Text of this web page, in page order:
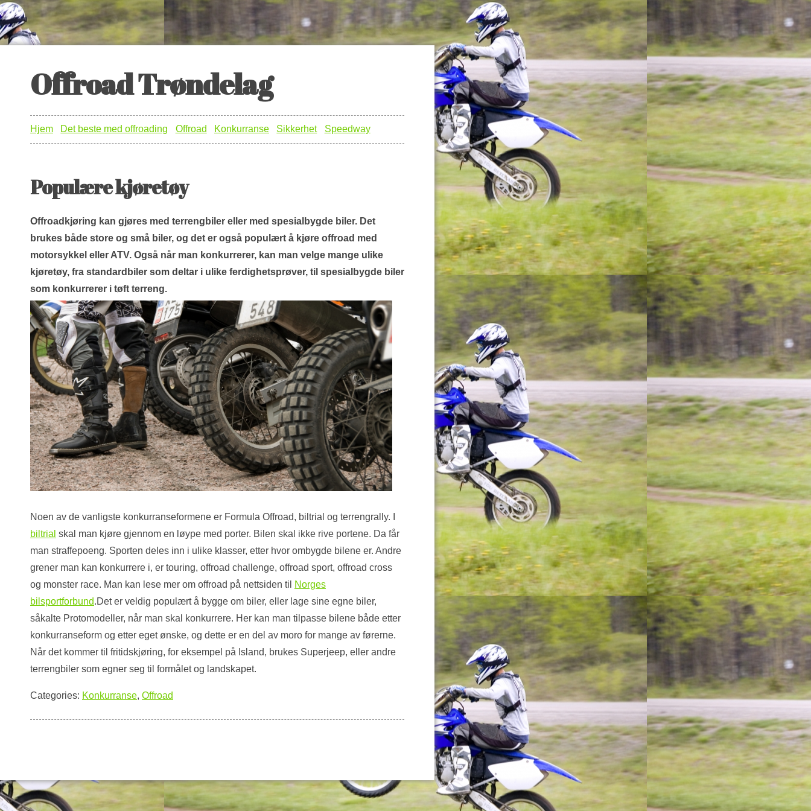
Offroad Trøndelag
Hjem Det beste med offroading Offroad Konkurranse Sikkerhet Speedway
Populære kjøretøy
Offroadkjøring kan gjøres med terrengbiler eller med spesialbygde biler. Det
brukes både store og små biler, og det er også populært å kjøre offroad med
motorsykkel eller ATV. Også når man konkurrerer, kan man velge mange ulike
kjøretøy, fra standardbiler som deltar i ulike ferdighetsprøver, til spesialbygde biler
som konkurrerer i tøft terreng.
Noen av de vanligste konkurranseformene er Formula Offroad, biltrial og terrengrally. I
biltrial skal man kjøre gjennom en løype med porter. Bilen skal ikke rive portene. Da får
man straffepoeng. Sporten deles inn i ulike klasser, etter hvor ombygde bilene er. Andre
grener man kan konkurrere i, er touring, offroad challenge, offroad sport, offroad cross
og monster race. Man kan lese mer om offroad på nettsiden til
Norges
bilsportforbund.Det er veldig populært å bygge om biler, eller lage sine egne biler,
såkalte Protomodeller, når man skal konkurrere. Her kan man tilpasse bilene både etter
konkurranseform og etter eget ønske, og dette er en del av moro for mange av førerne.
Når det kommer til fritidskjøring, for eksempel på Island, brukes Superjeep, eller andre
terrengbiler som egner seg til formålet og landskapet.
Categories: Konkurranse, Offroad